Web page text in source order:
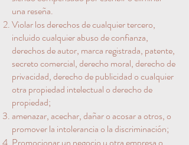
una reseña.
Violar los derechos de cualquier tercero,
incluido cualquier abuso de confianza,
derechos de autor, marca registrada, patente,
secreto comercial, derecho moral, derecho de
privacidad, derecho de publicidad o cualquier
otra propiedad intelectual o derecho de
propiedad;
amenazar, acechar, dañar o acosar a otros, o
promover la intolerancia o la discriminación;